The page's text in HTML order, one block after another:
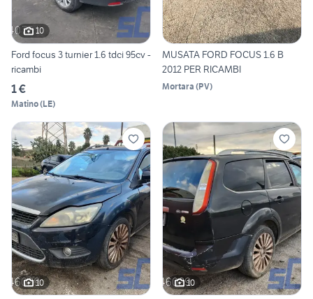
10
Ford focus 3 turnier 1.6 tdci 95cv -
ricambi
1 €
Matino(LE)
MUSATA FORD FOCUS 1.6 B
2012 PER RICAMBI
Mortara (PV)
10 10